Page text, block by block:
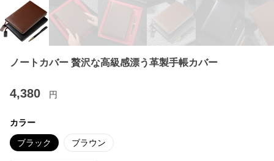
ノートカバー 贅沢な高級感漂う革製手帳カバー
4,380 円
カラー
ブラック ブラウン